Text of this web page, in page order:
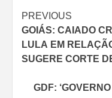
Continue
Reading
PREVIOUS
GOIÁS: CAIADO
LULA EM
SUGERE CORTE
GDF: